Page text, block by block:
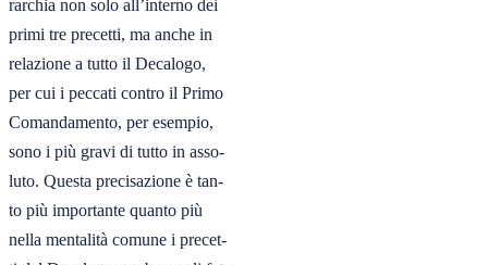
rarchia non solo all’interno dei
primi tre precetti, ma anche in
relazione a tutto il Decalogo,
per cui i peccati contro il Primo
Comandamento, per esempio,
sono i più gravi di tutto in asso-
luto. Questa precisazione è tan-
to più importante quanto più
nella mentalità comune i precet-